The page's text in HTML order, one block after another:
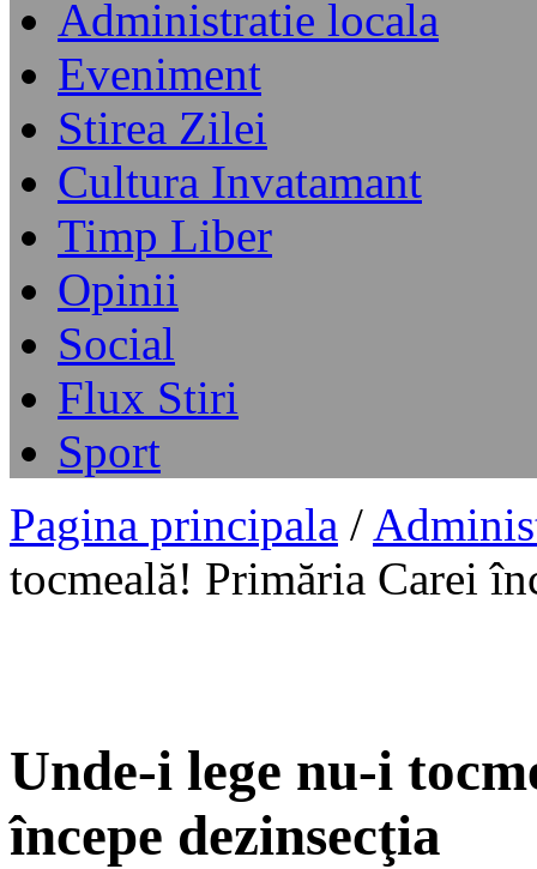
Administratie locala
Eveniment
Stirea Zilei
Cultura Invatamant
Timp Liber
Opinii
Social
Flux Stiri
Sport
Pagina principala /
tocmeală! Primăria Carei
Unde-i lege nu-i
începe dezinsecţia